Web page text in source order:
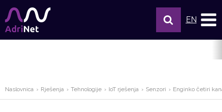
EN
Naslovnica Rješenja Tehnologije IoT rješenja Senzori Enginko četiri